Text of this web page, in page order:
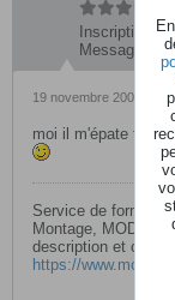
Inscription:
Messages:
19 novembre 2007,
moi il m'épate
Service de
Montage, MODX’s
description et
https://